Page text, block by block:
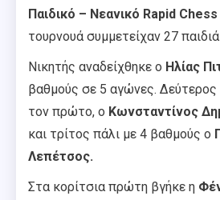
Παιδικό – Νεανικό Rapid
τουρνουά συμμετείχαν 27
Νικητής αναδείχθηκε ο Ηλίας
βαθμούς σε 5 αγώνες. Δεύτερος
τον πρώτο, ο Κωνσταντίνος
και τρίτος πάλι με 4 βαθμούς ο
Λεπέτσος.
Στα κορίτσια πρώτη βγήκε η